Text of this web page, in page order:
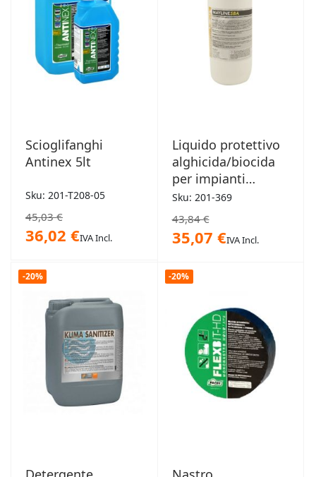
Scioglifanghi
Antinex 5lt
Sku: 201-T208-05
45,03 €
36,02 €IVA Incl.
Liquido protettivo
alghicida/biocida
per impianti
radianti 1lt
Sku: 201-369
43,84 €
35,07 €IVA Incl.
-20% -20%